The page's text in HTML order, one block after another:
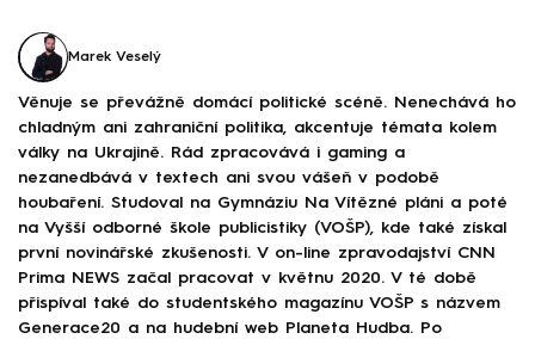
Marek Veselý
Věnuje se převážně domácí politické scéně. Nenechává ho
chladným ani zahraniční politika, akcentuje témata kolem
války na Ukrajině. Rád zpracovává i gaming a
nezanedbává v textech ani svou vášeň v podobě
houbaření. Studoval na Gymnáziu Na Vítězné pláni a poté
na Vyšší odborné škole publicistiky (VOŠP), kde také získal
první novinářské zkušenosti. V on-line zpravodajství CNN
Prima NEWS začal pracovat v květnu 2020. V té době
přispíval také do studentského magazínu VOŠP s názvem
Generace20 a na hudební web Planeta Hudba. Po